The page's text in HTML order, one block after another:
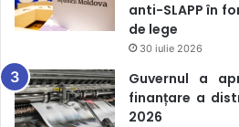
înseamnă că „acțiunile
diseminarea informației sau
publicului, inclusiv prin
scrisă, desen sau imagine,
sistem informatic,
anti-SLAPP în
de lege
30 iulie 2026
Guvernul a
finanțare a
2026